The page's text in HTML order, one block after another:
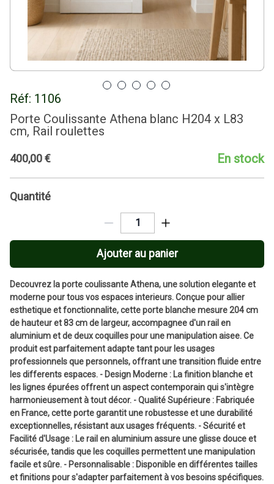
Réf: 1106
Porte Coulissante Athena blanc H204 x L83
cm, Rail roulettes
400,00€ En stock
Quantité
Ajouter au panier
Decouvrez la porte coulissante Athena, une solution elegante et
moderne pour tous vos espaces interieurs. Conçue pour allier
esthetique et fonctionnalite, cette porte blanche mesure 204 cm
de hauteur et 83 cm de largeur, accompagnee d'un rail en
aluminium et de deux coquilles pour une manipulation aisee. Ce
produit est parfaitement adapte tant pour les usages
professionnels que personnels, offrant une transition fluide entre
les differents espaces. - Design Moderne : La finition blanche et
les lignes épurées offrent un aspect contemporain qui s'intègre
harmonieusement à tout décor. - Qualité Supérieure : Fabriquée
en France, cette porte garantit une robustesse et une durabilité
exceptionnelles, résistant aux usages fréquents. - Sécurité et
Facilité d'Usage : Le rail en aluminium assure une glisse douce et
sécurisée, tandis que les coquilles permettent une manipulation
facile et sûre. - Personnalisable : Disponible en différentes tailles
et finitions pour s'adapter parfaitement à vos besoins spécifiques.